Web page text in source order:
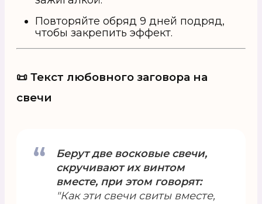
Повторяйте обряд 9 дней подряд,
чтобы закрепить эффект.
📜 Текст любовного заговора на
свечи
Берут две восковые свечи,
скручивают их винтом
вместе, при этом говорят:
"Как эти свечи свиты вместе,